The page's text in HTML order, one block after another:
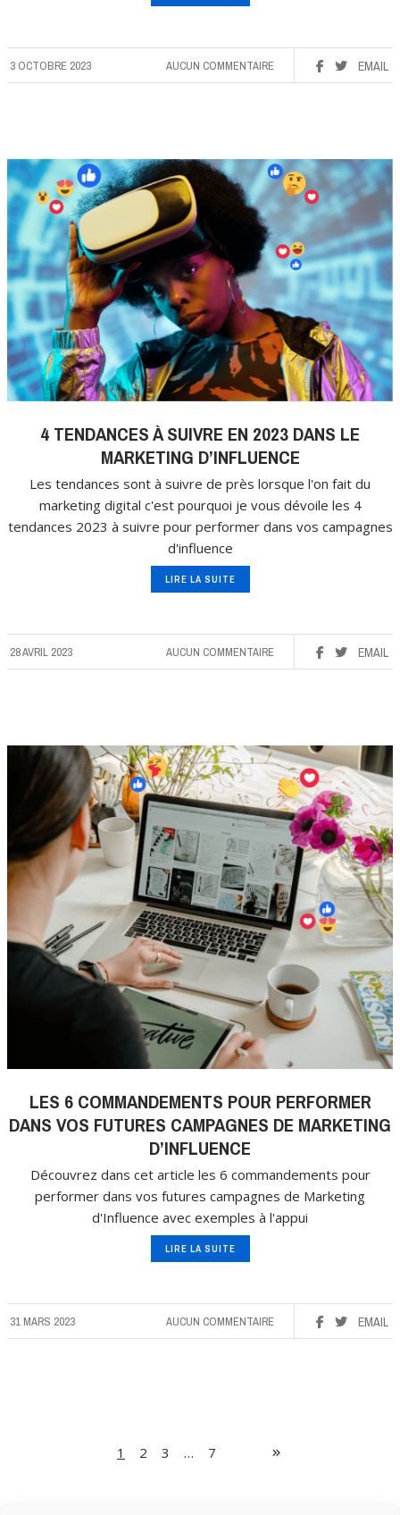
3 OCTOBRE 2023 EMAIL
AUCUN COMMENTAIRE
4 TENDANCES À SUIVRE EN 2023 DANS LE
MARKETING D’INFLUENCE
Les tendances sont à suivre de près lorsque l'on fait du
marketing digital c'est pourquoi je vous dévoile les 4
tendances 2023 à suivre pour performer dans vos campagnes
d'influence
LIRE LA SUITE
28 AVRIL 2023 EMAIL
AUCUN COMMENTAIRE
LES 6 COMMANDEMENTS POUR PERFORMER
DANS VOS FUTURES CAMPAGNES DE MARKETING
D’INFLUENCE
Découvrez dans cet article les 6 commandements pour
performer dans vos futures campagnes de Marketing
d'Influence avec exemples à l'appui
LIRE LA SUITE
31 MARS 2023 EMAIL
AUCUN COMMENTAIRE
1 2 3 … 7